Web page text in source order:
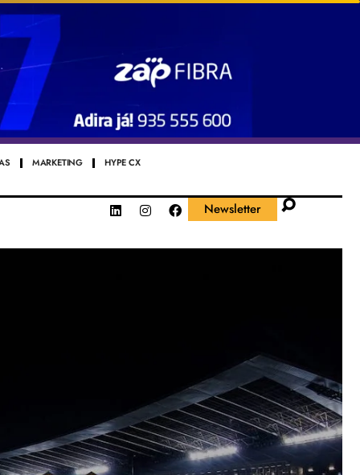
MARKETING HYPE CX
Newsletter